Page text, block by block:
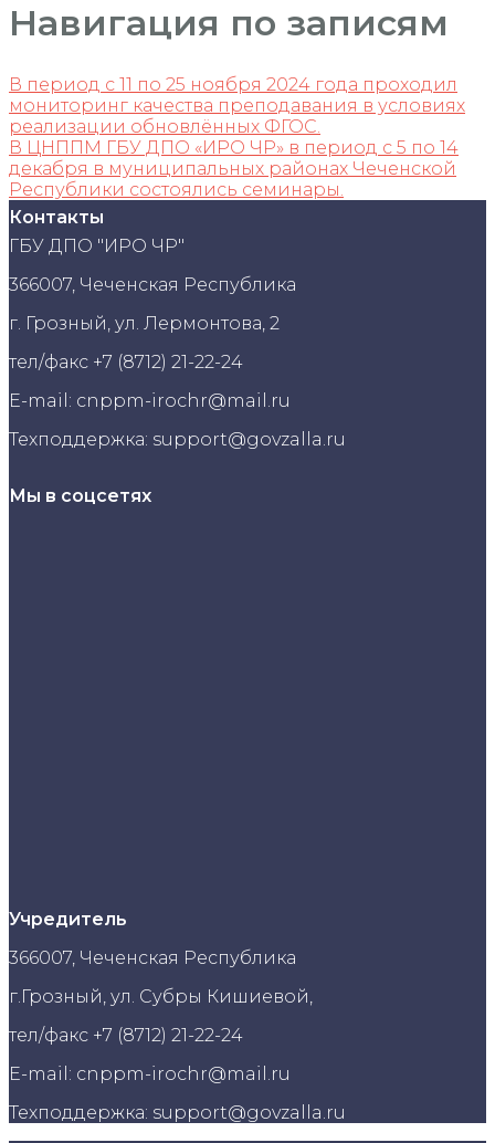
Навигация по записям
В период с 11 по 25 ноября 2024 года проходил
мониторинг качества преподавания в условиях
реализации обновлённых ФГОС.
В ЦНППМ ГБУ ДПО «ИРО ЧР» в период с 5 по 14
декабря в муниципальных районах Чеченской
Республики состоялись семинары.
Контакты
ГБУ ДПО "ИРО ЧР"
366007, Чеченская Республика
г. Грозный, ул. Лермонтова, 2
тел/факс +7 (8712) 21-22-24
E-mail: cnppm-irochr@mail.ru
Техподдержка: support@govzalla.ru
Мы в соцсетях
Учредитель
366007, Чеченская Республика
г.Грозный, ул. Субры Кишиевой,
тел/факс +7 (8712) 21-22-24
E-mail: cnppm-irochr@mail.ru
Техподдержка: support@govzalla.ru